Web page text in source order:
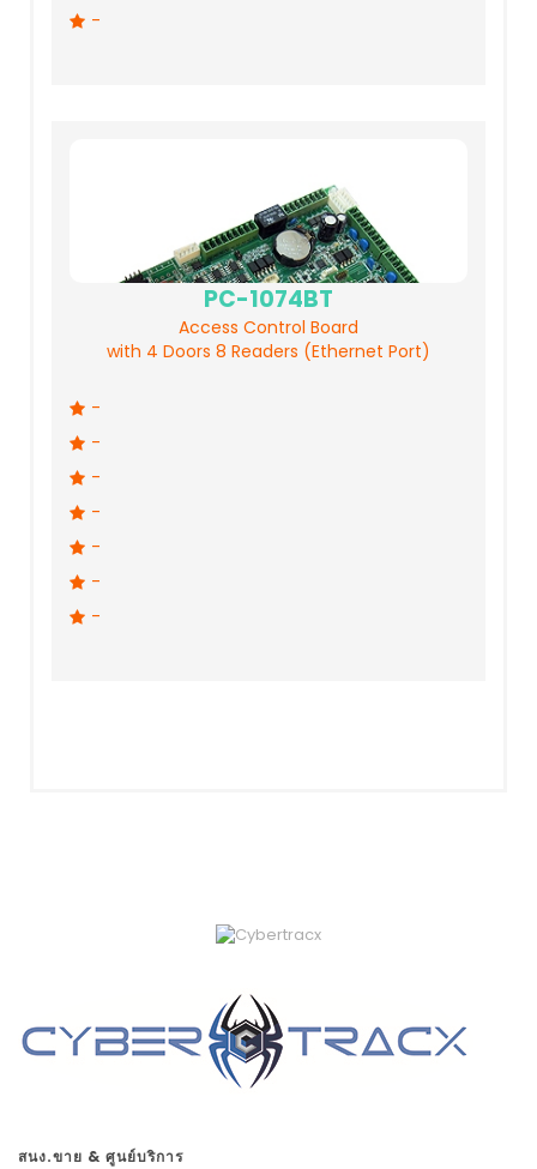
-
PC-1074BT
Access Control Board
with 4 Doors 8 Readers (Ethernet Port)
-
-
-
-
-
-
-
สนง.ขาย & ศูนย์บริการ